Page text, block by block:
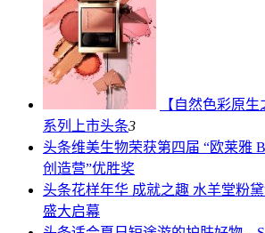
【自然色彩原
系列上市头条3
头条维美生物荣获第四届 “欧莱雅
创造营”优胜奖
头条花样年华 成就之趣 水羊堂粉
盛大启幕